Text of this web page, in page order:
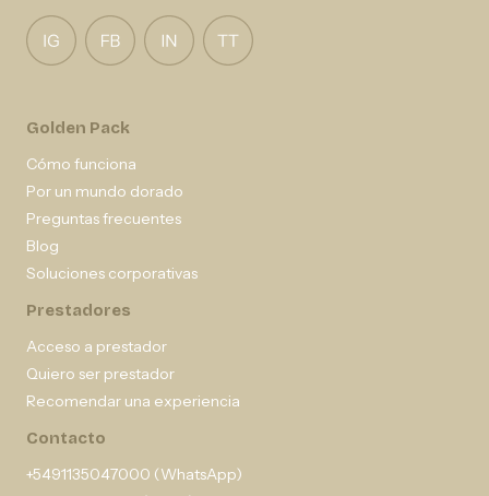
Golden Pack
Cómo funciona
Por un mundo dorado
Preguntas frecuentes
Blog
Soluciones corporativas
Prestadores
Acceso a prestador
Quiero ser prestador
Recomendar una experiencia
Contacto
+5491135047000 (WhatsApp)